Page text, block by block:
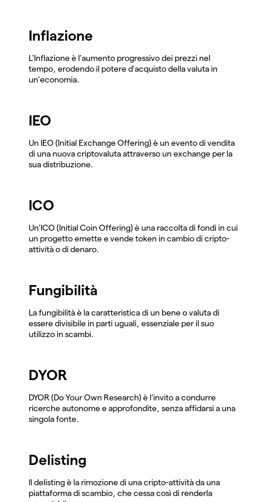
Inflazione
L'Inflazione è l'aumento progressivo dei prezzi nel
tempo, erodendo il potere d'acquisto della valuta in
un'economia.
IEO
Un IEO (Initial Exchange Offering) è un evento di vendita
di una nuova criptovaluta attraverso un exchange per la
sua distribuzione.
ICO
Un'ICO (Initial Coin Offering) è una raccolta di fondi in cui
un progetto emette e vende token in cambio di cripto-
attività o di denaro.
Fungibilità
La fungibilità è la caratteristica di un bene o valuta di
essere divisibile in parti uguali, essenziale per il suo
utilizzo in scambi.
DYOR
DYOR (Do Your Own Research) è l'invito a condurre
ricerche autonome e approfondite, senza affidarsi a una
singola fonte.
Delisting
Il delisting è la rimozione di una cripto-attività da una
piattaforma di scambio, che cessa così di renderla